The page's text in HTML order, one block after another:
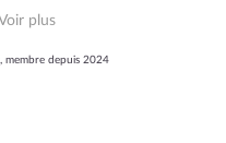
plus
membre depuis 2024